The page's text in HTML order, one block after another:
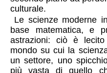
culturale.
Le scienze moderne
base matematica, e
astrazioni: ciò è
mondo su cui la
un settore, uno
più vasta di quello